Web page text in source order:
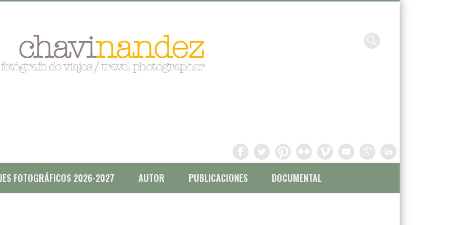
Chavinandez, Fotografía y
FOTOGRÁFICOS 2026-2027 AUTOR PUBLICACIONES DOCUMENTAL